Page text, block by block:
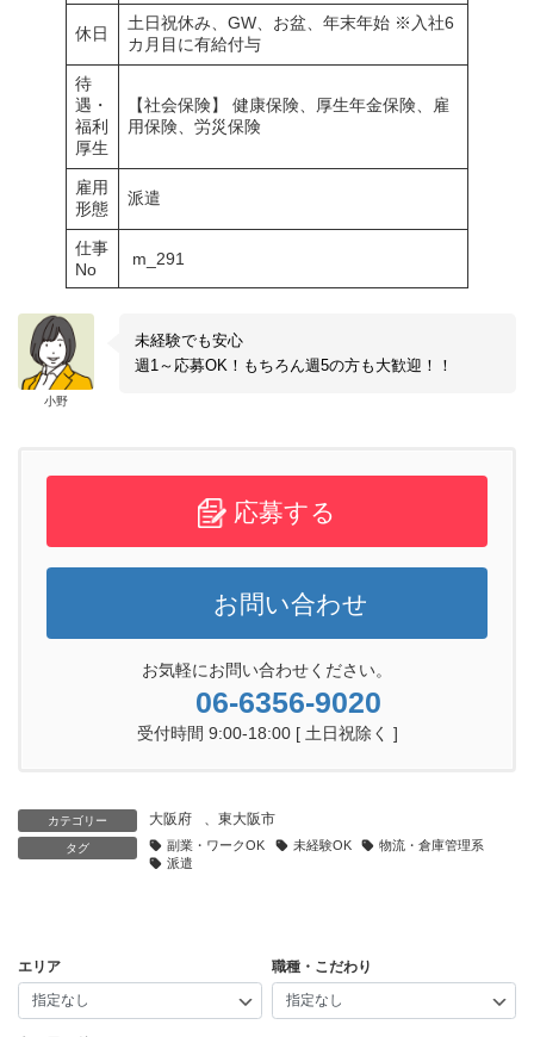
休日
土日祝休み、GW、お盆、年末年始 ※入社6
カ月目に有給付与
待
遇・
福利
厚生
【社会保険】 健康保険、厚生年金保険、雇
用保険、労災保険
雇用
形態
派遣
仕事
No
m_291
小野
未経験でも安心
週1～応募OK！もちろん週5の方も大歓迎！！
応募する
お問い合わせ
お気軽にお問い合わせください。
06-6356-9020
受付時間 9:00-18:00 [ 土日祝除く ]
カテゴリー 大阪府 、 東大阪市
タグ 副業・ワークOK 未経験OK
物流・倉庫管理系
派遣
エリア 職種・こだわり